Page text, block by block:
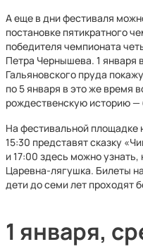
А еще в дни фестиваля
постановке пятикратного
победителя чемпионата
Петра Чернышева. 1 января
Гальяновского пруда
по 5 января в это же время
рождественскую историю —
На фестивальной площадке
15:30 представят сказку
и 17:00 здесь можно
Царевна-лягушка. Билеты
дети до семи лет проходят
1 января,